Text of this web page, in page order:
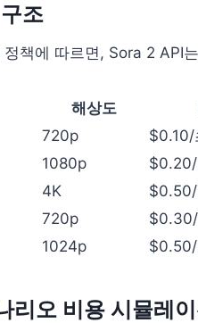
조
책에 따르면, Sora 2 API
해상도
720p $0.10/
1080p
4K
720p
1024p
리오 비용 시뮬레